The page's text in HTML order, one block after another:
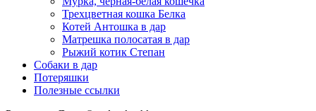
Трехцветная кошка Белка
Котей Антошка в дар
Матрешка полосатая в дар
Рыжий котик Степан
Собаки в дар
Потеряшки
Полезные ссылки